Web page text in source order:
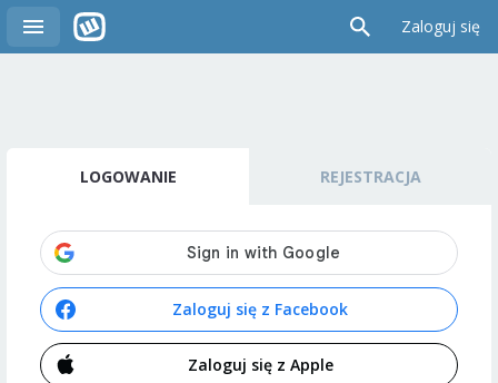
Zaloguj się
LOGOWANIE REJESTRACJA
Zaloguj się z Facebook
Zaloguj się z Apple